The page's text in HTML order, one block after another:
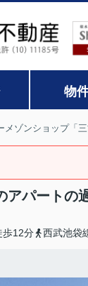
物
ゾンショップ「三
アパートの
歩12分
西武池袋